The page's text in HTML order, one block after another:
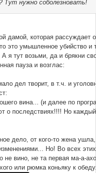
нужно соболезновать!
дамой, которая рассуждает
это умышленное убийство и
я тут возьми, да и брякни
пауза и возглас:
дел творит, в т.ч. и
вина... (и далее по
о последствиях!!!! Но
дело, от кого-то жена
Но! Во всех
вино, не та первая ма-а-
или рюмка коньяку к